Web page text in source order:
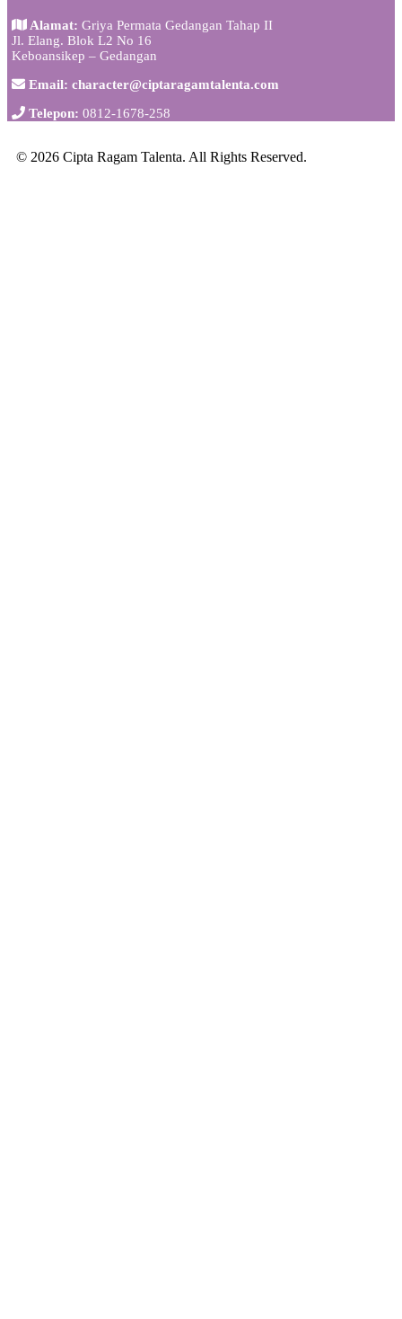
Alamat: Griya Permata Gedangan Tahap II
Jl. Elang. Blok L2 No 16
Keboansikep – Gedangan
Email: character@ciptaragamtalenta.com
Telepon: 0812-1678-258
© 2026 Cipta Ragam Talenta. All Rights Reserved.